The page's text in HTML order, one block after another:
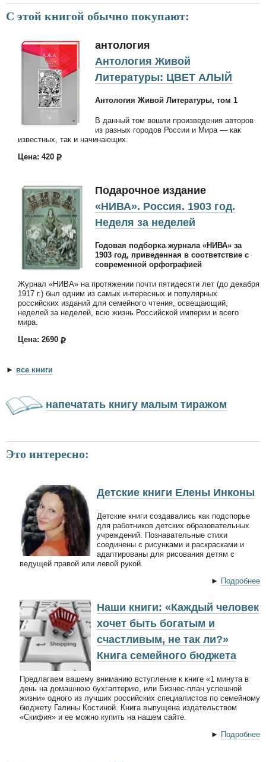
С этой книгой обычно покупают:
антология
Антология Живой
Литературы: ЦВЕТ АЛЫЙ
Антология Живой Литературы, том 1
В данный том вошли произведения авторов
из разных городов России и Мира — как
известных, так и начинающих.
Цена: 420
Подарочное издание
«НИВА». Россия. 1903 год.
Неделя за неделей
Годовая подборка журнала «НИВА» за
1903 год, приведенная в соответствие с
современной орфографией
Журнал «НИВА» на протяжении почти пятидесяти лет (до декабря
1917 г.) был одним из самых интересных и популярных
российских изданий для семейного чтения, освещающий,
неделей за неделей, всю жизнь Российской империи и всего
мира.
Цена: 2690
► все книги
напечатать книгу малым тиражом
Это интересно:
Детские книги Елены Инконы
Детские книги создавались как подспорье
для работников детских образовательных
учреждений. Познавательные стихи
соединены с рисунками и раскрасками и
адаптированы для рисования детям с
ведущей правой или левой рукой.
► Подробнее
Наши книги: «Каждый человек
хочет быть богатым и
счастливым, не так ли?»
Книга семейного бюджета
Предлагаем вашему вниманию вступление к книге «1 минута в
день на домашнюю бухгалтерию, или Бизнес-план успешной
жизни» одного из лучших российских специалистов по семейному
бюджету Галины Костиной. Книга выпущена издательством
«Скифия» и ее можно купить на нашем сайте.
► Подробнее